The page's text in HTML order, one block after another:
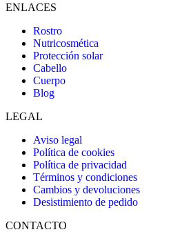
ENLACES
Rostro
Nutricosmética
Protección solar
Cabello
Cuerpo
Blog
LEGAL
Aviso legal
Política de cookies
Política de privacidad
Términos y condiciones
Cambios y devoluciones
Desistimiento de pedido
CONTACTO